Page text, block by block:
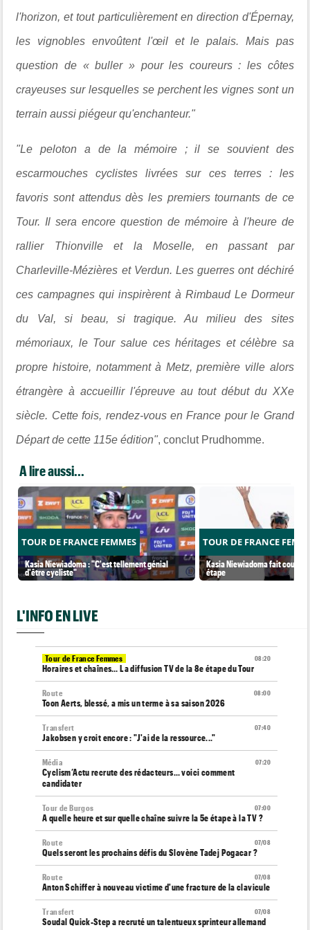
l'horizon, et tout particulièrement en direction d'Épernay,
les vignobles envoûtent l'œil et le palais. Mais pas
question de « buller » pour les coureurs : les côtes
crayeuses sur lesquelles se perchent les vignes sont un
terrain aussi piégeur qu'enchanteur."
"Le peloton a de la mémoire ; il se souvient des
escarmouches cyclistes livrées sur ces terres : les
favoris sont attendus dès les premiers tournants de ce
Tour. Il sera encore question de mémoire à l'heure de
rallier Thionville et la Moselle, en passant par
Charleville-Mézières et Verdun. Les guerres ont déchiré
ces campagnes qui inspirèrent à Rimbaud Le Dormeur
du Val, si beau, si tragique. Au milieu des sites
mémoriaux, le Tour salue ces héritages et célèbre sa
propre histoire, notamment à Metz, première ville alors
étrangère à accueillir l'épreuve au tout début du XXe
siècle. Cette fois, rendez-vous en France pour le Grand
Départ de cette 115e édition", conclut Prudhomme.
A lire aussi...
TOUR DE FRANCE FEMMES
Kasia Niewiadoma : "C'est tellement génial
d'être cycliste"
TOUR DE FRANCE
Kasia Niewiadoma fait coup
étape
L'INFO EN LIVE
08:20
Tour de France Femmes
Horaires et chaînes… La diffusion TV de la 8e étape du Tour
08:00
Route
Toon Aerts, blessé, a mis un terme à sa saison 2026
07:40
Transfert
Jakobsen y croit encore : "J'ai de la ressource..."
07:20
Média
Cyclism’Actu recrute des rédacteurs… voici comment
candidater
07:00
Tour de Burgos
A quelle heure et sur quelle chaîne suivre la 5e étape à la TV ?
07/08
Route
Quels seront les prochains défis du Slovène Tadej Pogacar ?
07/08
Route
Anton Schiffer à nouveau victime d'une fracture de la clavicule
07/08
Transfert
Soudal Quick-Step a recruté un talentueux sprinteur allemand